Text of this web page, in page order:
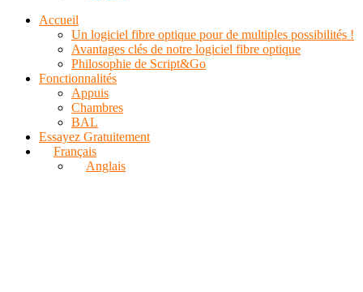
Accueil
Un logiciel fibre optique pour de multiples possibilités !
Avantages clés de notre logiciel fibre optique
Philosophie de Script&Go
Fonctionnalités
Appuis
Chambres
BAL
Essayez Gratuitement
Français
Anglais